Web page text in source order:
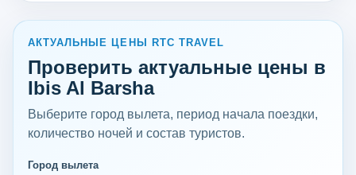
АКТУАЛЬНЫЕ ЦЕНЫ RTC TRAVEL
Проверить актуальные цены в
Ibis Al Barsha
Выберите город вылета, период начала поездки,
количество ночей и состав туристов.
Город вылета